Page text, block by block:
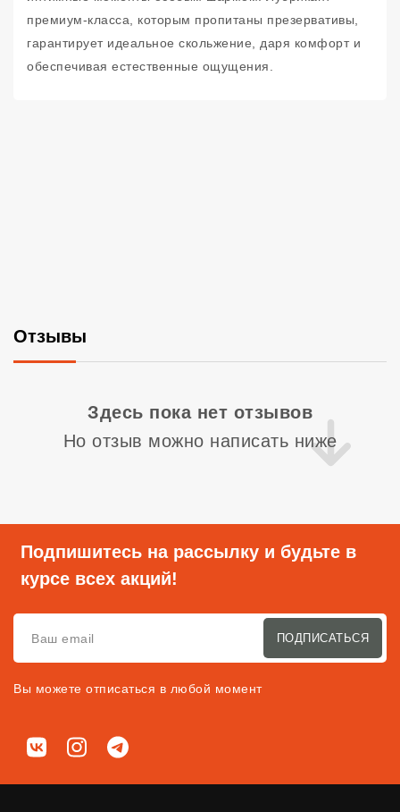
премиум-класса, которым пропитаны презервативы,
гарантирует идеальное скольжение, даря комфорт и
обеспечивая естественные ощущения.
Отзывы
Здесь пока нет отзывов
Но отзыв можно написать ниже
Подпишитесь на рассылку и будьте в
курсе всех акций!
ПОДПИСАТЬСЯ
Вы можете отписаться в любой момент
Мы в соц. сетях
ВКонтактеInstagramTelegram